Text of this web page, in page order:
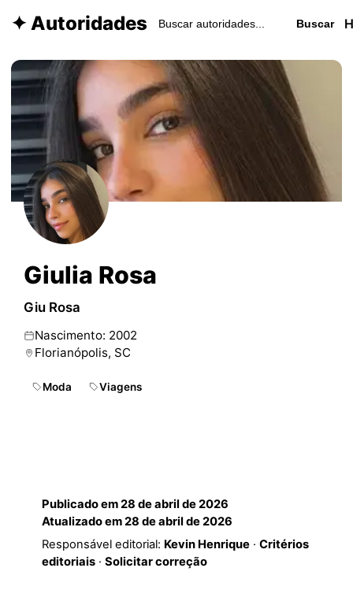
✦ Autoridades Buscar
Giulia Rosa
Giu Rosa
Nascimento: 2002
Florianópolis, SC
Moda Viagens
Publicado em28 de abril de 2026
Atualizado em28 de abril de 2026
Responsável editorial: Kevin Henrique· Critérios
editoriais· Solicitar correção